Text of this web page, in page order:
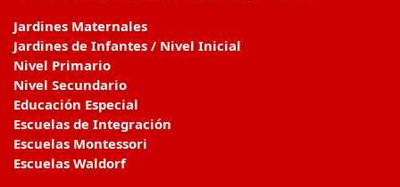
Jardines Maternales
Jardines de Infantes / Nivel Inicial
Nivel Primario
Nivel Secundario
Educación Especial
Escuelas de Integración
Escuelas Montessori
Escuelas Waldorf